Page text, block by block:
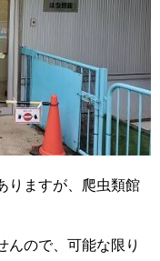
りますが、爬虫類館
んので、可能な限り